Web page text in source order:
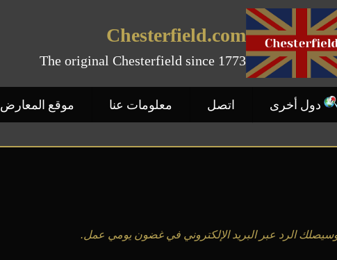
Chesterfield.com
The original Chesterfield since 1773
موقع المعارض معلومات عنا اتصل دول أخرى
الرد عبر البريد الإلكتروني في غضون يومي عمل.